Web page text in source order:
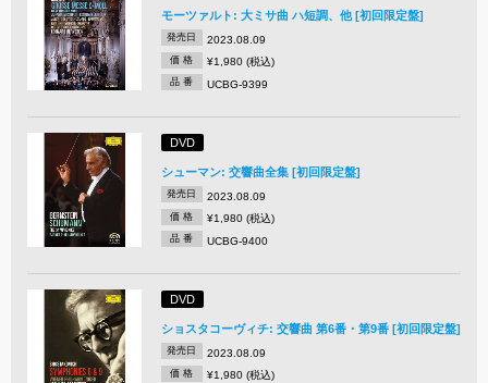
モーツァルト: 大ミサ曲 ハ短調、他 [初回限定盤]
発売日 2023.08.09
価 格 ¥1,980 (税込)
品 番 UCBG-9399
DVD
シューマン: 交響曲全集 [初回限定盤]
発売日 2023.08.09
価 格 ¥1,980 (税込)
品 番 UCBG-9400
DVD
ショスタコーヴィチ: 交響曲 第6番・第9番 [初回限定盤]
発売日 2023.08.09
価 格 ¥1,980 (税込)